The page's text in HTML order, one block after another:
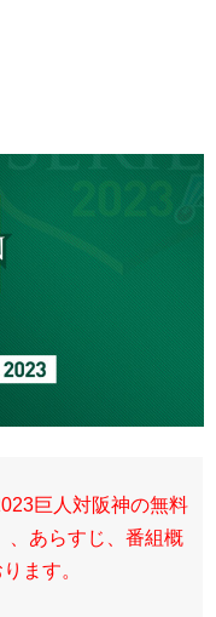
巨人対阪神の無料
、あらすじ、番組概
ます。